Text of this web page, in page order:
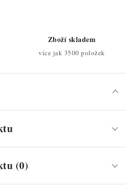
Zboží skladem
více jak 3500 položek
(0)